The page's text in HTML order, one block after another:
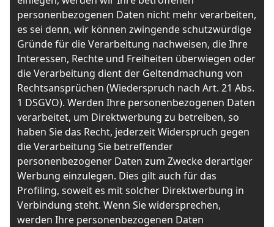
personenbezogenen Daten nicht mehr verarbeiten,
es sei denn, wir können zwingende schutzwürdige
Gründe für die Verarbeitung nachweisen, die Ihre
Interessen, Rechte und Freiheiten überwiegen oder
die Verarbeitung dient der Geltendmachung von
Rechtsansprüchen (Wiederspruch nach Art. 21 Abs.
1 DSGVO). Werden Ihre personenbezogenen Daten
verarbeitet, um Direktwerbung zu betreiben, so
haben Sie das Recht, jederzeit Widerspruch gegen
die Verarbeitung Sie betreffender
personenbezogener Daten zum Zwecke derartiger
Werbung einzulegen. Dies gilt auch für das
Profiling, soweit es mit solcher Direktwerbung in
Verbindung steht. Wenn Sie widersprechen,
werden Ihre personenbezogenen Daten